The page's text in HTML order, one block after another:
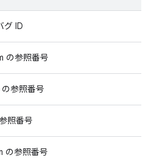
グ ID
の参照番号
参照番号
照番号
の参照番号